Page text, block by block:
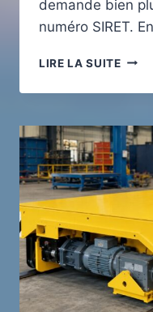
demande bien
numéro SIRET.
LIRE LA SUITE
:
LES
7